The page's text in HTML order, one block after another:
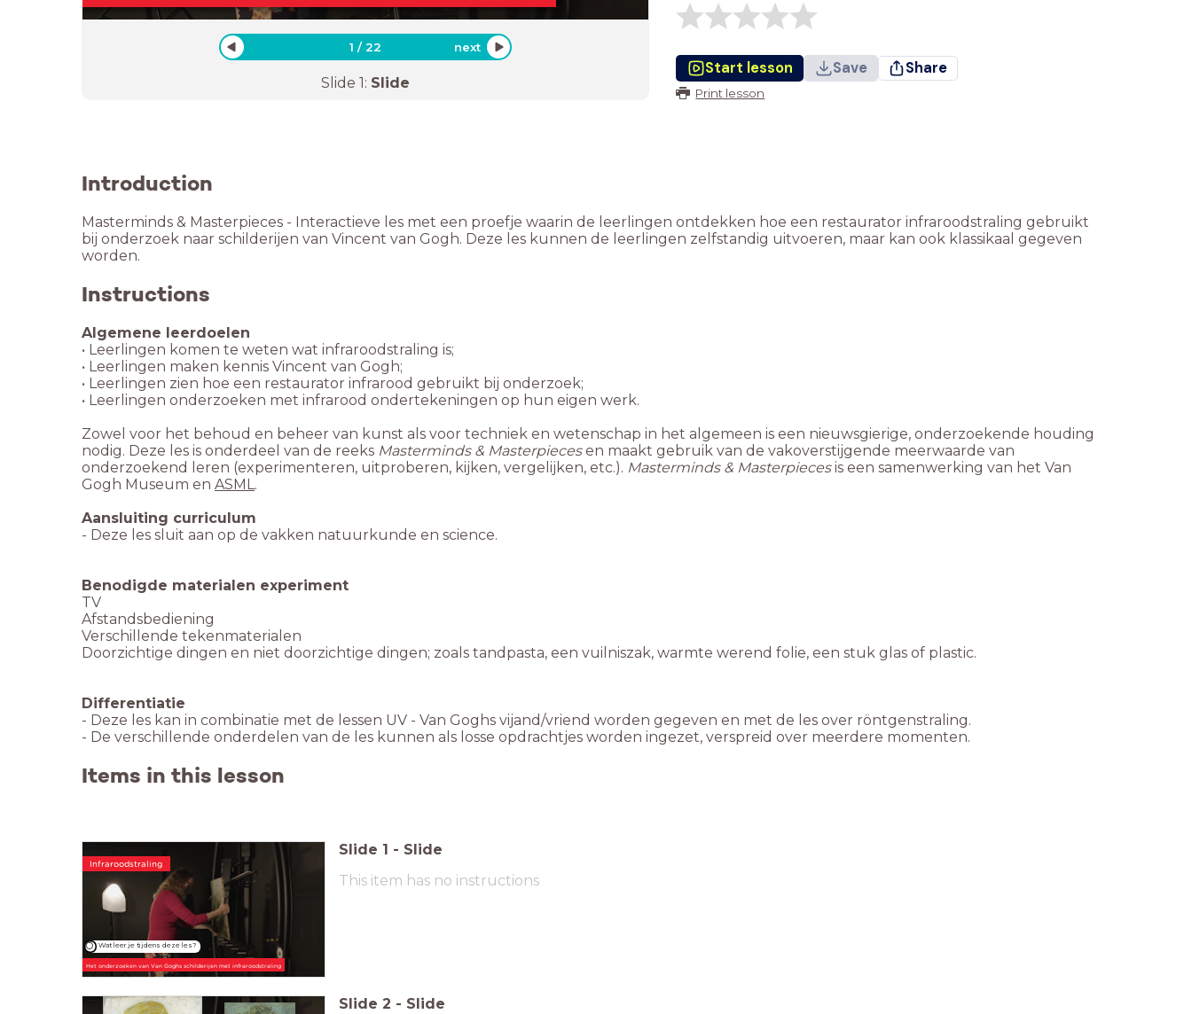
1 /22 next
Slide 1: Slide
Start lesson Save Share
Print lesson
Introduction
Masterminds & Masterpieces - Interactieve les met een proefje waarin de leerlingen ontdekken hoe een restaurator infraroodstraling gebruikt
bij onderzoek naar schilderijen van Vincent van Gogh. Deze les kunnen de leerlingen zelfstandig uitvoeren, maar kan ook klassikaal gegeven
worden.
Instructions
• Leerlingen zien hoe een restaurator infrarood gebruikt bij onderzoek;
Zowel voor het behoud en beheer van kunst als voor techniek en wetenschap in het algemeen is een nieuwsgierige, onderzoekende houding
nodig. Deze les is onderdeel van de reeks Masterminds & Masterpiecesen maakt gebruik van de vakoverstijgende meerwaarde van
onderzoekend leren (experimenteren, uitproberen, kijken, vergelijken, etc.). Masterminds & Masterpiecesis een samenwerking van het Van
Gogh Museum en ASML .
- Deze les sluit aan op de vakken natuurkunde en science.
Benodigde materialen experiment
Doorzichtige dingen en niet doorzichtige dingen; zoals tandpasta, een vuilniszak, warmte werend folie, een stuk glas of plastic.
- Deze les kan in combinatie met de lessen UV - Van Goghs vijand/vriend worden gegeven en met de les over röntgenstraling.
- De verschillende onderdelen van de les kunnen als losse opdrachtjes worden ingezet, verspreid over meerdere momenten.
Items in this lesson
Het onderzoeken van Van Goghs schilderijen met infraroodstraling
Infraroodstraling
Wat leer je tijdens deze les?
Slide 1 - Slide
This item has no instructions
Slide 2 - Slide